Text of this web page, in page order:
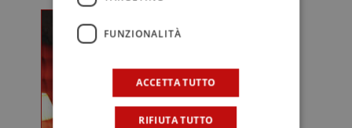
FUNZIONALITÀ
ACCETTA TUTTO
RIFIUTA TUTTO